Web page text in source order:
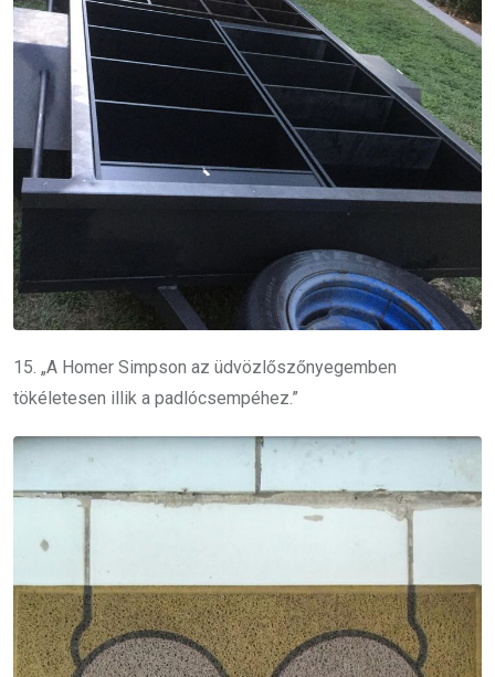
15. „A Homer Simpson az üdvözlőszőnyegemben
tökéletesen illik a padlócsempéhez.”